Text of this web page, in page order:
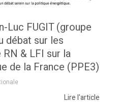
Luc FUGIT (groupe
débat sur les
& LFI sur la
de la France (PPE3)
Lire l'article